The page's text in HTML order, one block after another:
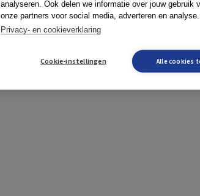
analyseren. Ook delen we informatie over jouw gebruik
onze partners voor social media, adverteren en analyse.
Privacy- en cookieverklaring
Cookie-instellingen Alle cookies